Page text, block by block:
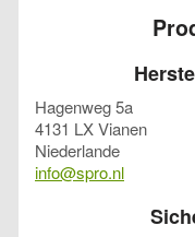
Hagenweg 5a
4131 LX Vianen
Niederlande
info@spro.nl